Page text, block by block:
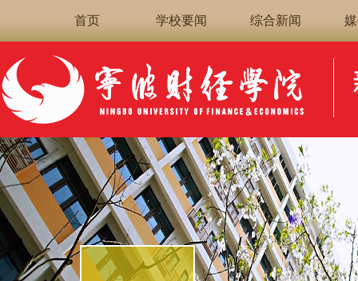
首页 学校要闻 综合新闻